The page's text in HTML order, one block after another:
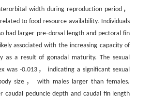
width during reproduction period，
to food resource availability. Individuals
had larger pre⁃dorsal length and pectoral fin
associated with the increasing capacity of
as a result of gonadal maturity. The sexual
was -0.013， indicating a significant sexual
size， with males larger than females.
caudal peduncle depth and caudal fin length